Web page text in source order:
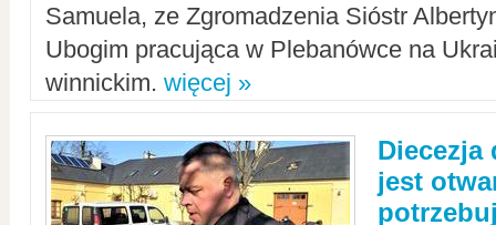
Samuela, ze Zgromadzenia Sióstr
Ubogim pracująca w Plebanówce na
winnickim. więcej »
Diecezja
jest